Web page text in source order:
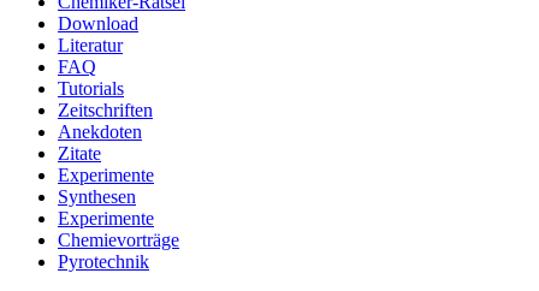
Download
Literatur
FAQ
Tutorials
Zeitschriften
Anekdoten
Zitate
Experimente
Synthesen
Experimente
Chemievorträge
Pyrotechnik